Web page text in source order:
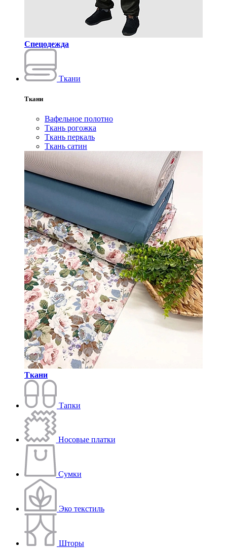
Спецодежда
Ткани
Ткани
Вафельное полотно
Ткань рогожка
Ткань перкаль
Ткань сатин
Ткани
Тапки
Носовые платки
Сумки
Эко текстиль
Шторы